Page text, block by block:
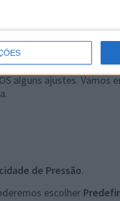
alguns ajustes. Vamos
de Pressão.
escolher